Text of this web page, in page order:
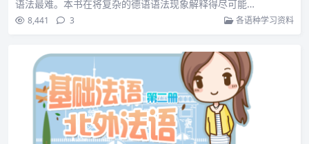
语法最难。本书在将复杂的德语语法现象解释得尽可能…
8,441 3 各语种学习资料